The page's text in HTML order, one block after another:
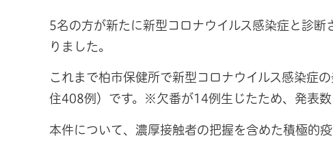
5名の方が新たに新型コロナウイルス感染症と診
りました。
これまで柏市保健所で新型コロナウイルス感染症
住408例）です。※欠番が14例生じたため、発表数
本件について、濃厚接触者の把握を含めた積極的疫